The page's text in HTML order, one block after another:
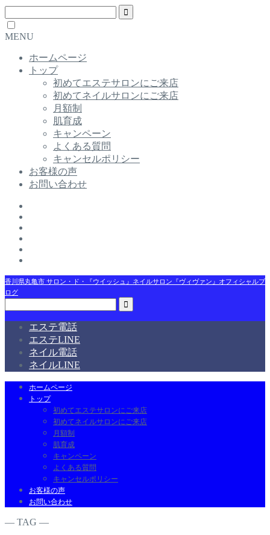
MENU
ホームページ
トップ
初めてエステサロンにご来店
初めてネイルサロンにご来店
月額制
肌育成
キャンペーン
よくある質問
キャンセルポリシー
お客様の声
お問い合わせ
香川県丸亀市 サロン・ド・『ウイッシュ』ネイルサロン『ヴィヴァン』オフィシャルブ
ログ
エステ電話
エステLINE
ネイル電話
ネイルLINE
ホームページ
トップ
初めてエステサロンにご来店
初めてネイルサロンにご来店
月額制
肌育成
キャンペーン
よくある質問
キャンセルポリシー
お客様の声
お問い合わせ
― TAG ―